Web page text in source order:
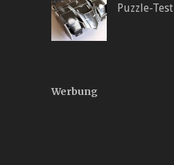
Puzzle-Test
Werbung